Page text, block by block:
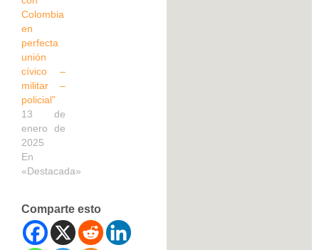
Colombia
en
perfecta
unión
cívico –
militar –
policial”
13 de
enero de
2025
En
«Destacada»
Comparte esto